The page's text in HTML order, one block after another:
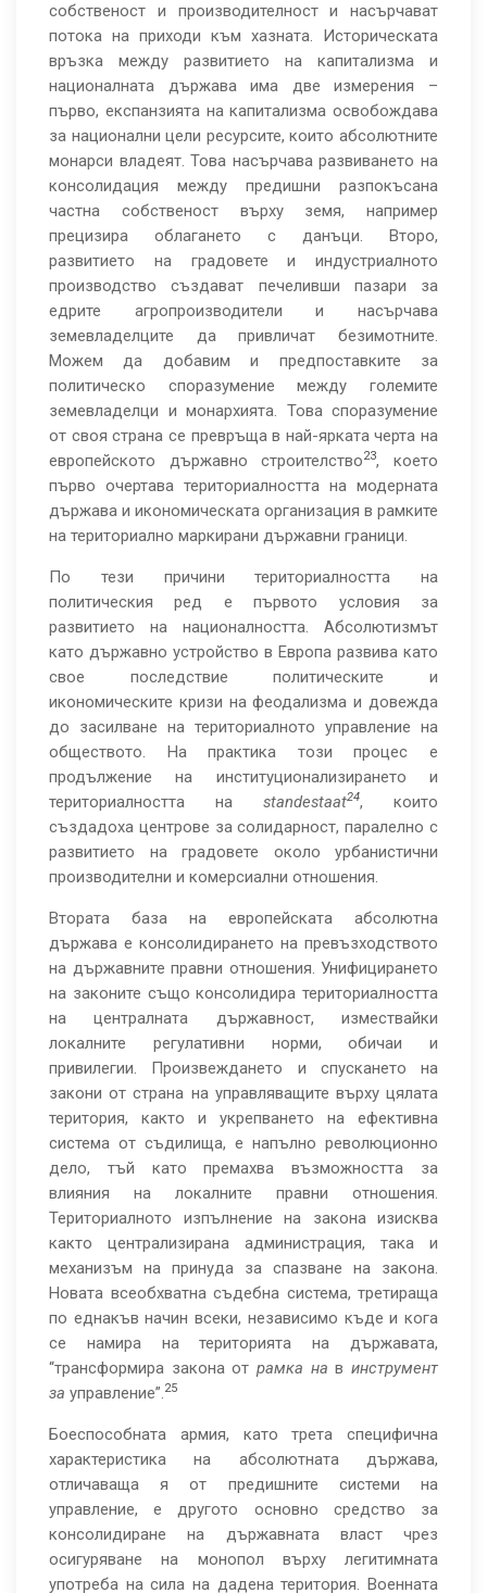
собственост и производителност и насърчават
потока на приходи към хазната. Историческата
връзка между развитието на капитализма и
националната държава има две измерения –
първо, експанзията на капитализма освобождава
за национални цели ресурсите, които абсолютните
монарси владеят. Това насърчава развиването на
консолидация между предишни разпокъсана
частна собственост върху земя, например
прецизира облагането с данъци. Второ,
развитието на градовете и индустриалното
производство създават печеливши пазари за
едрите агропроизводители и насърчава
земевладелците да привличат безимотните.
Можем да добавим и предпоставките за
политическо споразумение между големите
земевладелци и монархията. Това споразумение
от своя страна се превръща в най-ярката черта на
европейското държавно строителство23, което
първо очертава териториалността на модерната
държава и икономическата организация в рамките
на териториално маркирани държавни граници.
По тези причини териториалността на
политическия ред е първото условия за
развитието на националността. Абсолютизмът
като държавно устройство в Европа развива като
свое последствие политическите и
икономическите кризи на феодализма и довежда
до засилване на териториалното управление на
обществото. На практика този процес е
продължение на институционализирането и
териториалността на standestaat24,
които
създадоха центрове за солидарност, паралелно с
развитието на градовете около урбанистични
производителни и комерсиални отношения.
Втората база на европейската абсолютна
държава е консолидирането на превъзходството
на държавните правни отношения. Унифицирането
на законите също консолидира териториалността
на централната държавност, измествайки
локалните регулативни норми, обичаи и
привилегии. Произвеждането и спускането на
закони от страна на управляващите върху цялата
територия, както и укрепването на ефективна
система от съдилища, е напълно революционно
дело, тъй като премахва възможността за
влияния на локалните правни отношения.
Териториалното изпълнение на закона изисква
както централизирана администрация, така и
механизъм на принуда за спазване на закона.
Новата всеобхватна съдебна система, третираща
по еднакъв начин всеки, независимо къде и кога
се намира на територията на държавата,
“трансформира закона от рамка навинструмент
за управление”.25
Боеспособната армия, като трета специфична
характеристика на абсолютната държава,
отличаваща я от предишните системи на
управление, е другото основно средство за
консолидиране на държавната власт чрез
осигуряване на монопол върху легитимната
употреба на сила на дадена територия. Военната